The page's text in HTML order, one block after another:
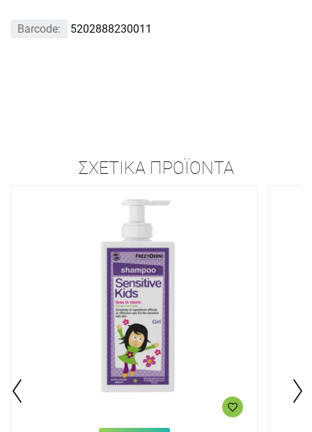
Barcode: 5202888230011
ΣΧΕΤΙΚΆ ΠΡΟΪΌΝΤΑ